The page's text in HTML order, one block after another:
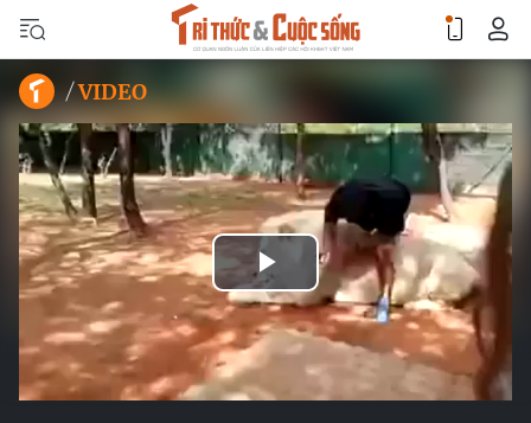
VIDEO
Play
Video